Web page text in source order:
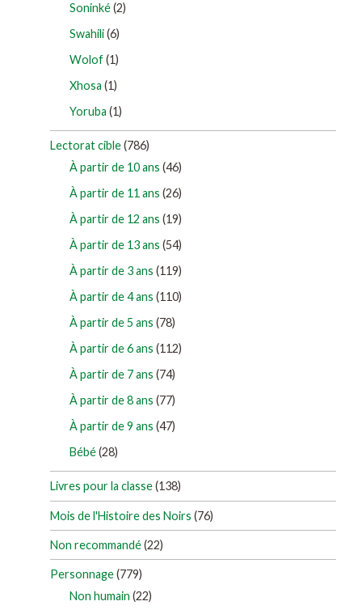
Soninké(2)
Swahili(6)
Wolof(1)
Xhosa (1)
Yoruba (1)
Lectorat cible(786)
À partir de 10 ans (46)
À partir de 11 ans (26)
À partir de 12 ans (19)
À partir de 13 ans (54)
À partir de 3 ans (119)
À partir de 4 ans (110)
À partir de 5 ans (78)
À partir de 6 ans (112)
À partir de 7 ans (74)
À partir de 8 ans (77)
À partir de 9 ans (47)
Bébé(28)
Livres pour la classe(138)
Mois de l'Histoire des Noirs (76)
Non recommandé(22)
Personnage(779)
Non humain (22)